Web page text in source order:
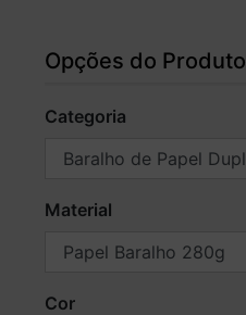
Opções do Produto
Categoria
Material
Cor